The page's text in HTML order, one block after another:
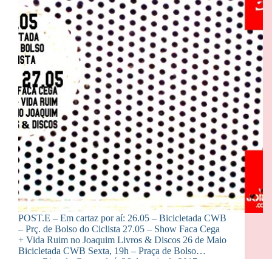
POST.E – Em cartaz por aí: 26.05 – Bicicletada CWB
– Prç. de Bolso do Ciclista 27.05 – Show Faca Cega
+ Vida Ruim no Joaquim Livros & Discos 26 de Maio
Bicicletada CWB Sexta, 19h – Praça de Bolso…